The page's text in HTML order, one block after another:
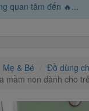
quan tâm đến 🔥...
Mẹ & Bé
Đồ dùng
mầm non dành cho